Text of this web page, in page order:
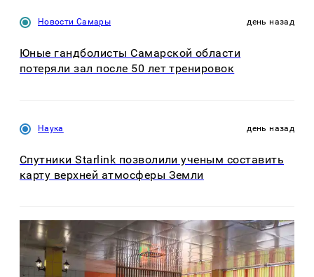
Новости Самары день назад
Юные гандболисты Самарской области
потеряли зал после 50 лет тренировок
Наука день назад
Спутники Starlink позволили ученым составить
карту верхней атмосферы Земли